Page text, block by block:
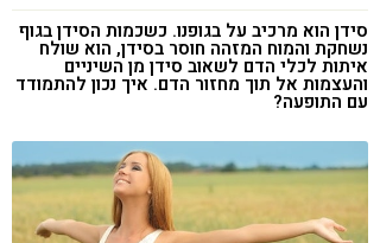
ילדים
תזונה וספורט
הפרעות קשב & ריכוז
אכילה רגשית
רגישות לגלוטן
טעים להכיר
קורונה
טבעונות
סידן הוא מרכיב על בגופנו. כשכמות הסידן בגוף
נשחקת והמוח המזהה חוסר בסידן, הוא שולח
איתות לכלי הדם לשאוב סידן מן השיניים
והעצמות אל תוך מחזור הדם. איך נכון להתמודד
עם התופעה?